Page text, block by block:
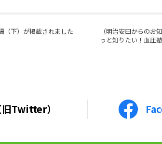
（下）が掲載されました
（明治安田からのお
っと知りたい！血圧
Twitter）